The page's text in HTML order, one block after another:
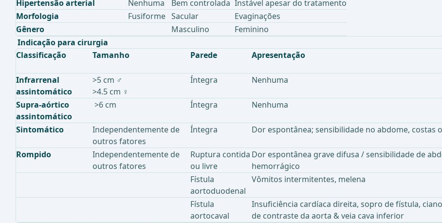
Hipertensão arterial
Nenhuma Bem controlada Instável apesar do tratamento
Morfologia
Fusiforme Sacular
Evaginações
Gênero
Masculino
Feminino
Indicação para cirurgia
Classificação
Tamanho Parede Apresentação
Infrarrenal
assintomático
>5 cm ♂
>4.5 cm ♀
Íntegra Nenhuma
Supra-aórtico
assintomático
>6 cm Íntegra Nenhuma
Sintomático
Independentemente de
outros fatores
Íntegra Dor espontânea; sensibilidade no abdome, costas
Rompido
Independentemente de
outros fatores
Ruptura contida
ou livre
Dor espontânea grave difusa / sensibilidade de
hemorrágico
Fístula
aortoduodenal
Vômitos intermitentes, melena
Fístula
aortocaval
Insuficiência cardíaca direita, sopro de fístula,
de contraste da aorta & veia cava inferior